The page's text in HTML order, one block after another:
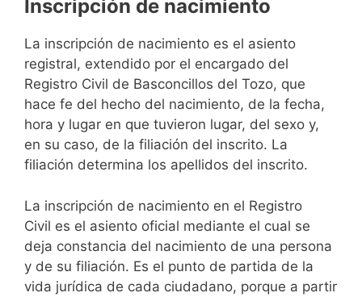
Inscripción de nacimiento
La inscripción de nacimiento es el asiento
registral, extendido por el encargado del
Registro Civil de Basconcillos del Tozo, que
hace fe del hecho del nacimiento, de la fecha,
hora y lugar en que tuvieron lugar, del sexo y,
en su caso, de la filiación del inscrito. La
filiación determina los apellidos del inscrito.
La inscripción de nacimiento en el Registro
Civil es el asiento oficial mediante el cual se
deja constancia del nacimiento de una persona
y de su filiación. Es el punto de partida de la
vida jurídica de cada ciudadano, porque a partir